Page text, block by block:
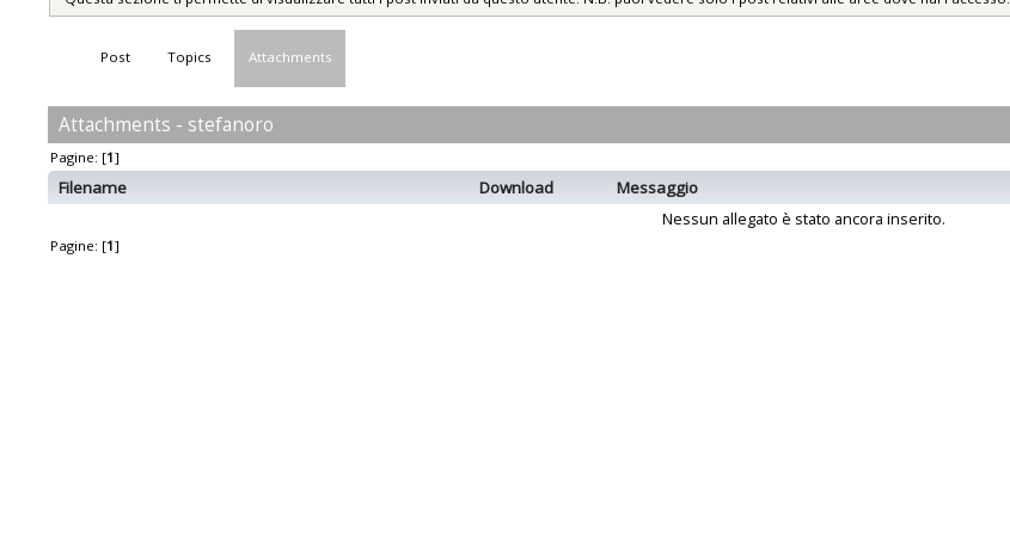
Post Topics Attachments
Attachments - stefanoro
Pagine: [1]
Filename Download Messaggio
Nessun allegato è stato ancora inserito.
Pagine: [1]